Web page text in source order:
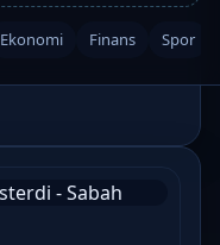
Ekonomi Finans Spor